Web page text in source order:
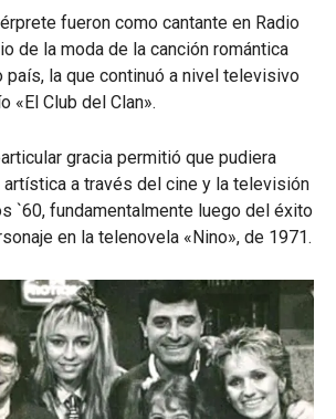
fueron como cantante en Radio
de la moda de la canción romántica
país, la que continuó a nivel televisivo
«El Club del Clan».
gracia permitió que pudiera
artística a través del cine y la televisión
`60, fundamentalmente luego del éxito
en la telenovela «Nino», de 1971.